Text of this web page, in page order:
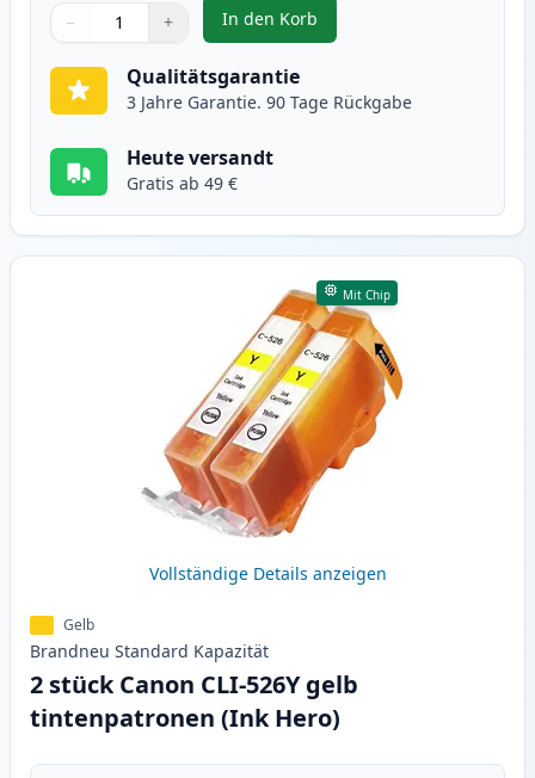
Verwenden Sie die Tasten, um anzupassen
− +
1
In den Korb
, 2 stück Canon CLI-526M
Qualitätsgarantie
3 Jahre Garantie. 90 Tage Rückgabe
Heute versandt
Gratis ab 49 €
Mit Chip
Vollständige Details anzeigen
Gelb
Brandneu Standard Kapazität
2 stück Canon CLI-526Y gelb
tintenpatronen (Ink Hero)